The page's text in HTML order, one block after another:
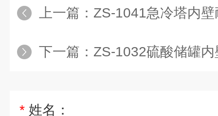
上一篇： ZS-1041急冷塔内
下一篇： ZS-1032硫酸储罐
* 姓名：